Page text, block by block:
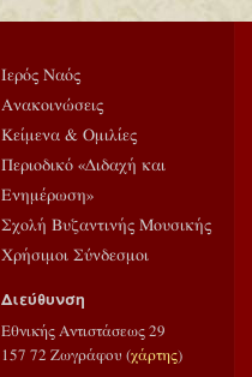
Ιερός Ναός
Ανακοινώσεις
Κείμενα & Ομιλίες
Περιοδικό «Διδαχή και
Ενημέρωση»
Σχολή Βυζαντινής Μουσικής
Χρήσιμοι Σύνδεσμοι
Διεύθυνση
Εθνικής Αντιστάσεως 29
157 72 Ζωγράφου (χάρτης)